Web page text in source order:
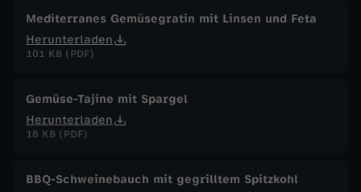
Mediterranes Gemüsegratin mit Linsen und Feta
Herunterladen
101 KB (PDF)
Gemüse-Tajine mit Spargel
Herunterladen
18 KB (PDF)
BBQ-Schweinebauch mit gegrilltem Spitzkohl